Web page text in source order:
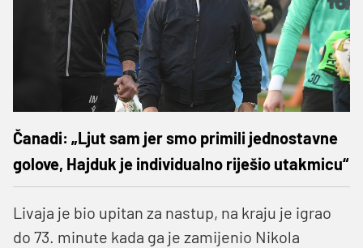
Čanadi: „Ljut sam jer smo primili jednostavne
golove, Hajduk je individualno riješio utakmicu“
Livaja je bio upitan za nastup, na kraju je igrao
do 73. minute kada ga je zamijenio Nikola